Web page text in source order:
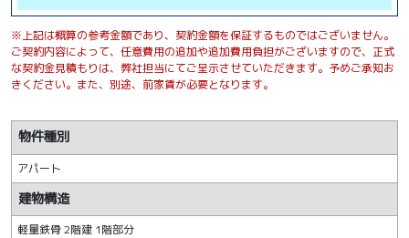
※上記は概算の参考金額であり、契約金額を保証するものではございません。
ご契約内容によって、任意費用の追加や追加費用負担がございますので、正式
な契約金見積もりは、弊社担当にてご呈示させていただきます。予めご承知お
きください。また、別途、前家賃が必要となります。
物件種別
アパート
建物構造
軽量鉄骨 2階建 1階部分